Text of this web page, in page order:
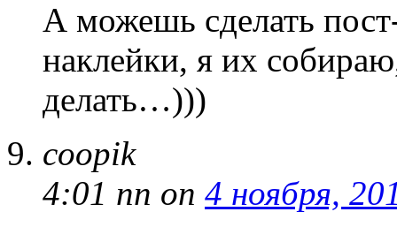
А можешь сделать
наклейки, я их
делать…)))
coopik
4:01 пп on 4 ноября,